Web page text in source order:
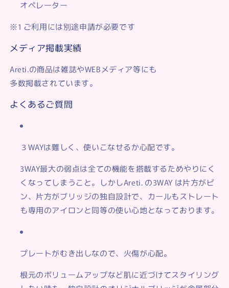
オペレーター
※1 ご利用には別途申請が必要です
メディア掲載実績
Areti.の商品は雑誌やWEBメディア等にも
多数掲載されています。
よくあるご質問
３WAYは難しく、使いこなせるか心配です。
3WAY最大の弱点は全ての機能を搭載するためやりにく
くなってしまうこと。しかしAreti. の3WAY は片方がピ
ン、片方がブリッジの独自設計で、カールもストレート
も専用のアイロンと同等の使い心地となっております。
プレートがむき出しなので、火傷が心配。
根元のボリュームアップなど肌に近づけてスタイリング